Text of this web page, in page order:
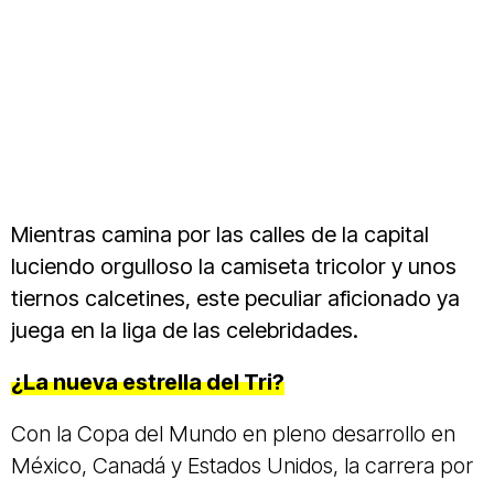
Mientras camina por las calles de la capital
luciendo orgulloso la camiseta tricolor y unos
tiernos calcetines, este peculiar aficionado ya
juega en la liga de las celebridades.
¿La nueva estrella del Tri?
Con la Copa del Mundo en pleno desarrollo en
México, Canadá y Estados Unidos, la carrera por